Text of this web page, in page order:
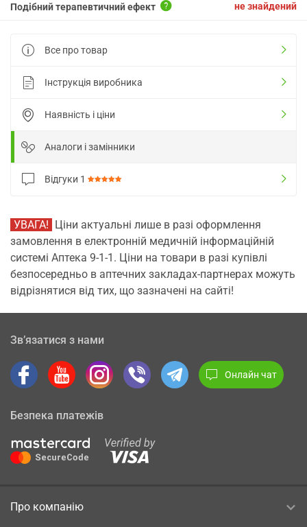
не знайдений
Подібний терапевтичний ефект
Все про товар
Інструкція виробника
Наявність і ціни
Аналоги і замінники
Відгуки 1
УВАГА! Ціни актуальні лише в разі оформлення
замовлення в електронній медичній інформаційній
системі Аптека 9-1-1. Ціни на товари в разі купівлі
безпосередньо в аптечних закладах-партнерах можуть
відрізнятися від тих, що зазначені на сайті!
Зв’язатися з нами
Онлайн чат
Безпека платежів
Про компанію